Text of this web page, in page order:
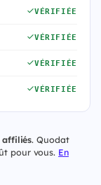
VÉRIFIÉE
VÉRIFIÉE
VÉRIFIÉE
VÉRIFIÉE
affiliés. Quodat
pour vous. En